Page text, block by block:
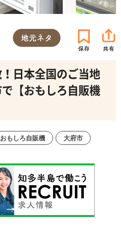
地元ネタ
日本全国のご当地
【おもしろ自販機
おもしろ自販機 大府市